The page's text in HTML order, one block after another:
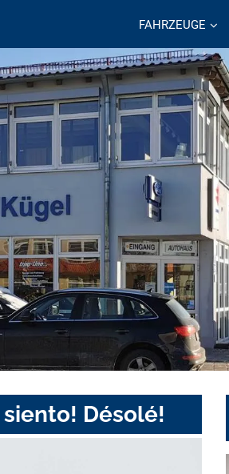
FAHRZEUGE
Désolé!